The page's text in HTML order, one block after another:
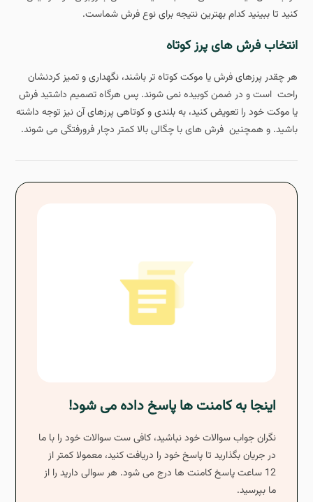
کنید تا ببینید کدام بهترین نتیجه برای نوع فرش شماست.
انتخاب فرش های پرز کوتاه
هر چقدر پرزهای فرش یا موکت کوتاه تر باشند، نگهداری و تمیز کردنشان
راحت است و در ضمن کوبیده نمی شوند. پس هرگاه تصمیم داشتید فرش
یا موکت خود را تعویض کنید، به بلندی و کوتاهی پرزهای آن نیز توجه داشته
باشید. و همچنین فرش های با چگالی بالا کمتر دچار فرورفتگی می شوند.
اینجا به کامنت ها پاسخ داده می شود!
نگران جواب سوالات خود نباشید، کافی ست سوالات خود را با ما
در جریان بگذارید تا پاسخ خود را دریافت کنید، معمولا کمتر از
12 ساعت پاسخ کامنت ها درج می شود. هر سوالی دارید را از
ما بپرسید.